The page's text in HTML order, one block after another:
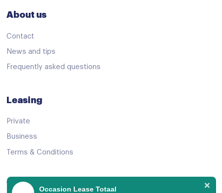
lendesteun(en) verstelbaar
stuur leder
Volledig digitaal instrumentenpaneel
About us
Contact
News and tips
Frequently asked questions
Leasing
Private
Business
Terms & Conditions
View OfferOccasion Lease Totaal